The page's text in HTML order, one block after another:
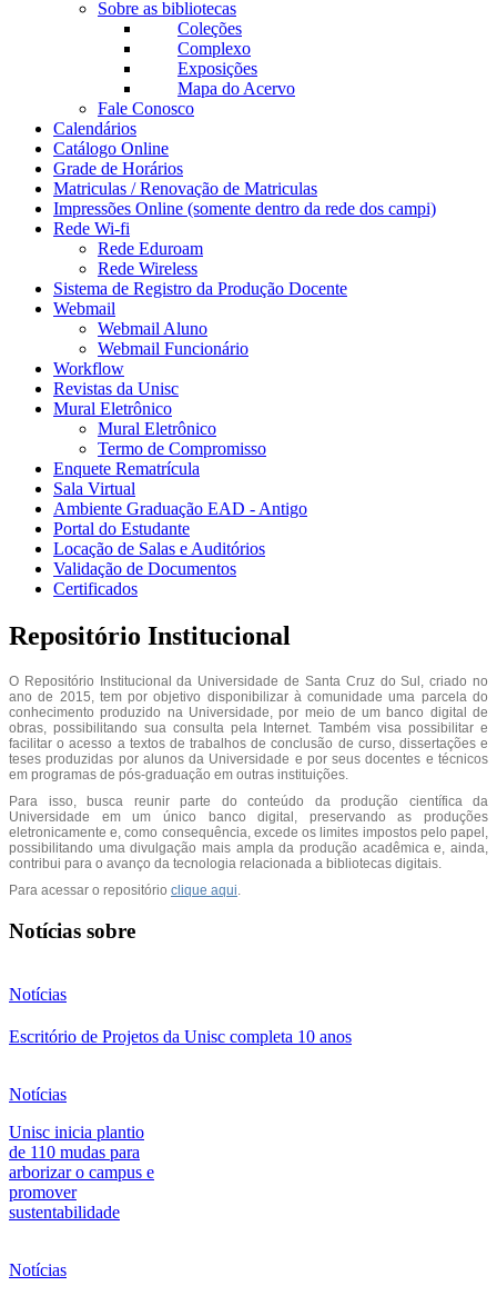
Sobre as bibliotecas
Coleções
Complexo
Exposições
Mapa do Acervo
Fale Conosco
Calendários
Catálogo Online
Grade de Horários
Matriculas / Renovação de Matriculas
Impressões Online (somente dentro da rede dos campi)
Rede Wi-fi
Rede Eduroam
Rede Wireless
Sistema de Registro da Produção Docente
Webmail
Webmail Aluno
Webmail Funcionário
Workflow
Revistas da Unisc
Mural Eletrônico
Mural Eletrônico
Termo de Compromisso
Enquete Rematrícula
Sala Virtual
Ambiente Graduação EAD - Antigo
Portal do Estudante
Locação de Salas e Auditórios
Validação de Documentos
Certificados
Repositório Institucional
O Repositório Institucional da Universidade de Santa Cruz do Sul, criado no
ano de 2015, tem por objetivo disponibilizar à comunidade uma parcela do
conhecimento produzido na Universidade, por meio de um banco digital de
obras, possibilitando sua consulta pela Internet. Também visa possibilitar e
facilitar o acesso a textos de trabalhos de conclusão de curso, dissertações e
teses produzidas por alunos da Universidade e por seus docentes e técnicos
em programas de pós-graduação em outras instituições.
Para isso, busca reunir parte do conteúdo da produção científica da
Universidade em um único banco digital, preservando as produções
eletronicamente e, como consequência, excede os limites impostos pelo papel,
possibilitando uma divulgação mais ampla da produção acadêmica e, ainda,
contribui para o avanço da tecnologia relacionada a bibliotecas digitais.
Para acessar o repositório clique aqui.
Notícias sobre
Notícias
Escritório de Projetos da Unisc completa 10 anos
Notícias
Unisc inicia plantio
de 110 mudas para
arborizar o campus e
promover
sustentabilidade
Notícias